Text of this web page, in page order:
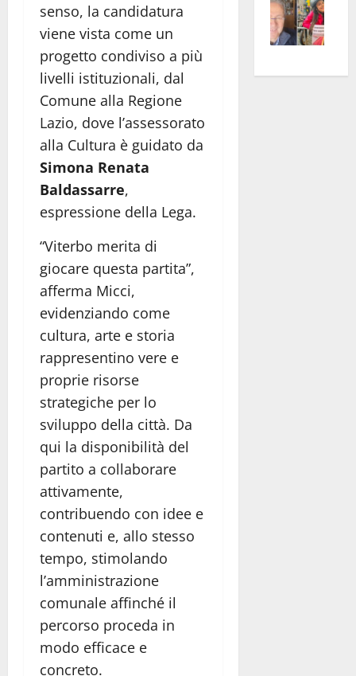
senso, la candidatura
viene vista come un
progetto condiviso a più
livelli istituzionali, dal
Comune alla Regione
Lazio, dove l’assessorato
alla Cultura è guidato da
Simona Renata
Baldassarre,
espressione della Lega.
“Viterbo merita di
giocare questa partita”,
afferma Micci,
evidenziando come
cultura, arte e storia
rappresentino vere e
proprie risorse
strategiche per lo
sviluppo della città. Da
qui la disponibilità del
partito a collaborare
attivamente,
contribuendo con idee e
contenuti e, allo stesso
tempo, stimolando
l’amministrazione
comunale affinché il
percorso proceda in
modo efficace e
concreto.
euro